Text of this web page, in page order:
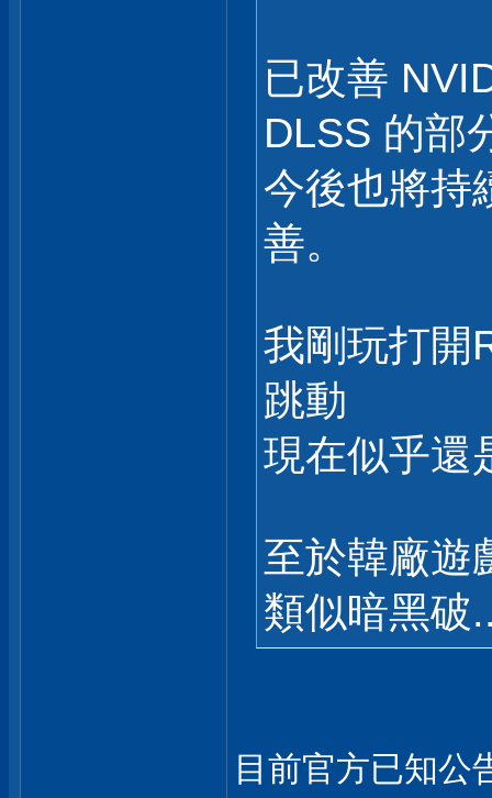
已改善
DLSS 的部
今後也將持
善。
我剛玩打開
跳動
現在似乎還
至於韓廠遊
類似暗黑破
目前官方已知公